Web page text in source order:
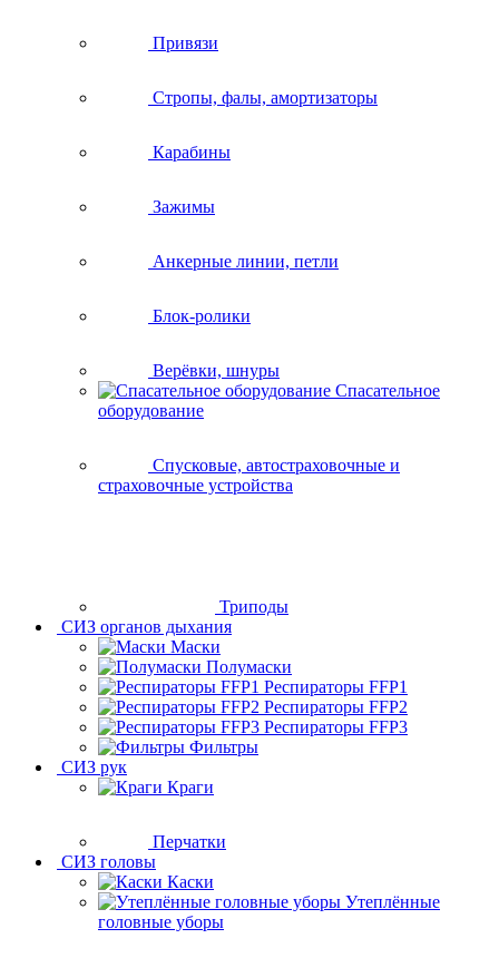
Привязи
Стропы, фалы, амортизаторы
Карабины
Зажимы
Анкерные линии, петли
Блок-ролики
Верёвки, шнуры
Спасательное
оборудование
Спусковые, автостраховочные и
страховочные устройства
Триподы
СИЗ органов дыхания
Маски
Полумаски
Респираторы FFP1
Респираторы FFP2
Респираторы FFP3
Фильтры
СИЗ рук
Краги
Перчатки
СИЗ головы
Каски
Утеплённые
головные уборы